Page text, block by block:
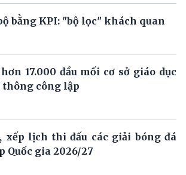
bằng KPI: "bộ lọc" khách quan
17.000 đầu mối cơ sở giáo dục
thông công lập
xếp lịch thi đấu các giải bóng đá
Quốc gia 2026/27